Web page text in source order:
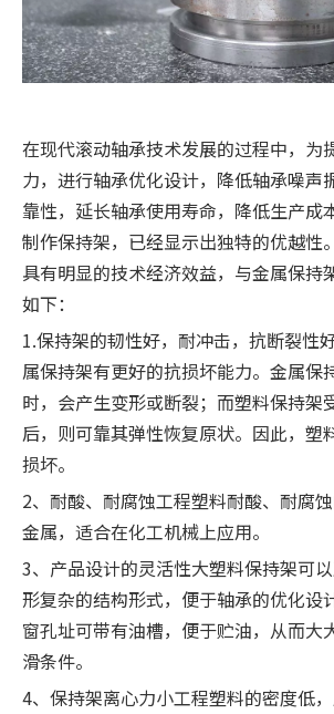
在现代滚动轴承技术发展的过程中，为
力，进行轴承优化设计，降低轴承噪声
靠性，延长轴承使用寿命，降低生产成
制作保持架，已经显示出独特的优越性
具有明显的技术经济效益，与金属保持
如下：
1.保持架的韧性好，耐冲击，抗断裂性
属保持架有更好的抗损坏能力。金属保
时，会产生变形或断裂；而塑料保持架
后，则可靠其弹性恢复原状。因此，塑
损坏。
2、耐酸、耐腐蚀工程塑料耐酸、耐腐
金属，适合在化工机械上应用。
3、产品设计的灵活性大塑料保持架可
形复杂的结构形式，便于轴承的优化设
窗孔址可带有油槽，便于贮油，从而大
滑条件。
4、保持架离心力小工程塑料的密度低